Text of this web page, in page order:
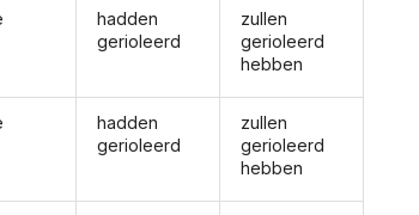
hadden
gerioleerd
hadden
gerioleerd
zullen
gerioleerd
hebben
zullen
gerioleerd
hebben